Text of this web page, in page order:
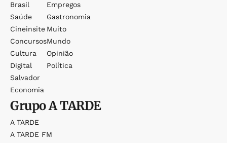
Brasil
Saúde
Cineinsite
Concursos
Cultura
Digital
Salvador
Economia
Empregos
Gastronomia
Muito
Mundo
Opinião
Política
GrupoA TARDE
A TARDE
A TARDE FM